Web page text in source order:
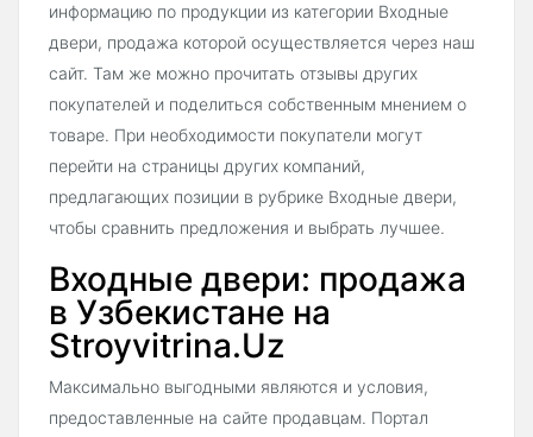
информацию по продукции из категории Входные
двери, продажа которой осуществляется через наш
сайт. Там же можно прочитать отзывы других
покупателей и поделиться собственным мнением о
товаре. При необходимости покупатели могут
перейти на страницы других компаний,
предлагающих позиции в рубрике Входные двери,
чтобы сравнить предложения и выбрать лучшее.
Входные двери: продажа
в Узбекистане на
Stroyvitrina.Uz
Максимально выгодными являются и условия,
предоставленные на сайте продавцам. Портал